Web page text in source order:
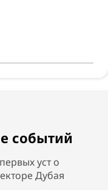
событий
уст о
Дубая